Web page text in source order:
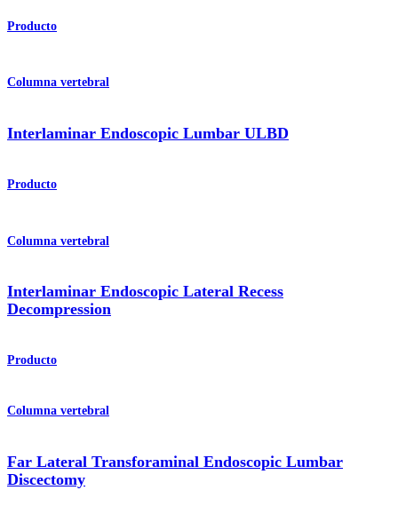
Producto
Columna vertebral
Interlaminar Endoscopic Lumbar ULBD
Producto
Columna vertebral
Interlaminar Endoscopic Lateral Recess
Decompression
Producto
Columna vertebral
Far Lateral Transforaminal Endoscopic Lumbar
Discectomy